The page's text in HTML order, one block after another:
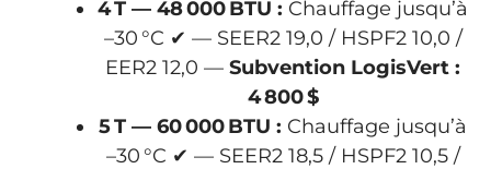
4 T — 48 000 BTU : Chauffage jusqu’à
–30 °C ✔ — SEER2 19,0 / HSPF2 10,0 /
EER2 12,0 — Subvention LogisVert :
4 800 $
5 T — 60 000 BTU : Chauffage jusqu’à
–30 °C ✔ — SEER2 18,5 / HSPF2 10,5 /